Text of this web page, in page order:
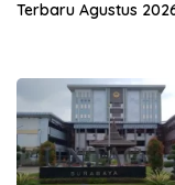
Terbaru Agustus